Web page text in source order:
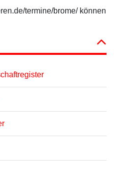
termine/brome/ können